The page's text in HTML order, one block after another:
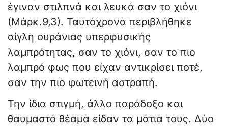
έγιναν στιλπνά και λευκά σαν το χιόνι
(Μάρκ.9,3). Ταυτόχρονα περιβλήθηκε
αίγλη ουράνιας υπερφυσικής
λαμπρότητας, σαν το χιόνι, σαν το πιο
λαμπρό φως που είχαν αντικρίσει ποτέ,
σαν την πιο φωτεινή αστραπή.
Την ίδια στιγμή, άλλο παράδοξο και
θαυμαστό θέαμα είδαν τα μάτια τους. Δύο